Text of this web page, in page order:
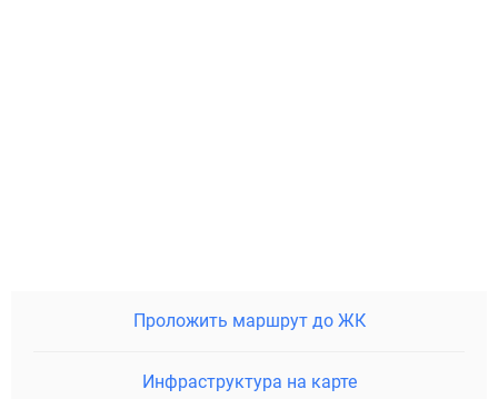
Проложить маршрут до ЖК
Инфраструктура на карте